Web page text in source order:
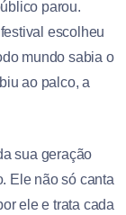
parou.
escolheu
mundo sabia o
ao palco, a
sua geração
Ele não só canta
ele e trata cada